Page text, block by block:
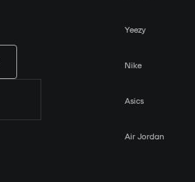
Yeezy
Nike
Asics
Air Jordan